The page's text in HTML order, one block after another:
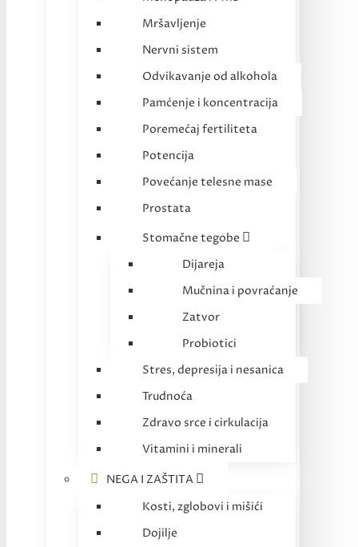
Mršavljenje
Nervni sistem
Odvikavanje od alkohola
Pamćenje i koncentracija
Poremećaj fertiliteta
Potencija
Povećanje telesne mase
Prostata
Stomačne tegobe
Dijareja
Mučnina i povraćanje
Zatvor
Probiotici
Stres, depresija i nesanica
Trudnoća
Zdravo srce i cirkulacija
Vitamini i minerali
NEGA I ZAŠTITA
Kosti, zglobovi i mišići
Dojilje